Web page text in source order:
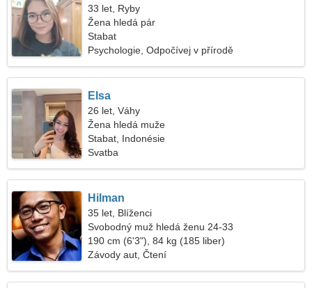
33 let, Ryby
Žena hledá pár
Stabat
Psychologie, Odpočívej v přírodě
Elsa
26 let, Váhy
Žena hledá muže
Stabat, Indonésie
Svatba
Hilman
35 let, Blíženci
Svobodný muž hledá ženu 24-33
190 cm (6'3"), 84 kg (185 liber)
Závody aut, Čtení